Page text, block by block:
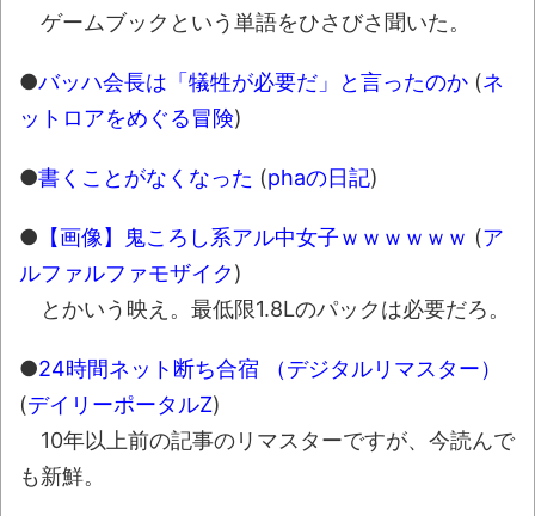
ゲームブックという単語をひさびさ聞いた。
●バッハ会長は「犠牲が必要だ」と言ったのか (ネ
ットロアをめぐる冒険)
●書くことがなくなった (phaの日記)
● 【画像】鬼ころし系アル中女子ｗｗｗｗｗｗ (ア
ルファルファモザイク)
とかいう映え。最低限1.8Lのパックは必要だろ。
●24時間ネット断ち合宿 （デジタルリマスター）
(デイリーポータルZ)
10年以上前の記事のリマスターですが、今読んで
も新鮮。